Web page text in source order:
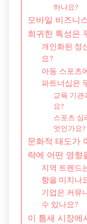
하나요?
모바일 비즈니
희귀한 특성은
개인화된 정
요?
아동 스포츠
파트너십은
교육 기관
요?
스포츠 심
엇인가요?
문화적 태도가
략에 어떤 영향
지역 트렌드
향을 미치나
기업은 커뮤
수 있나요?
이 틈새 시장에